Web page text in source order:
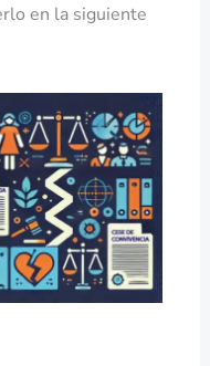
en la siguiente